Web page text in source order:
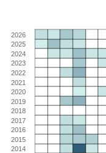
2014
2015
2016
2017
2018
2019
2020
2021
2022
2023
2024
2025
2026